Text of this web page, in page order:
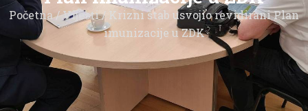
Početna/Vijesti/ Krizni štab usvojio revidirani Plan
imunizacije u ZDK